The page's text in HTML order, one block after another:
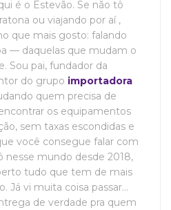
é o Estevão. Se não tô
ou viajando por aí ,
que mais gosto: falando
— daquelas que mudam o
Sou pai, fundador da
do grupo importadora
quem precisa de
os equipamentos
sem taxas escondidas e
você consegue falar com
nesse mundo desde 2018,
tudo que tem de mais
Já vi muita coisa passar…
de verdade pra quem